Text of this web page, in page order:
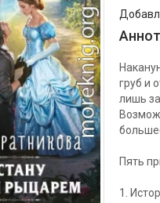
груб и
лишь
Пять
1.